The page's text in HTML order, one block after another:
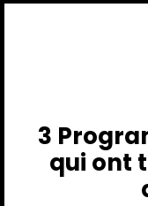
3
qui ont